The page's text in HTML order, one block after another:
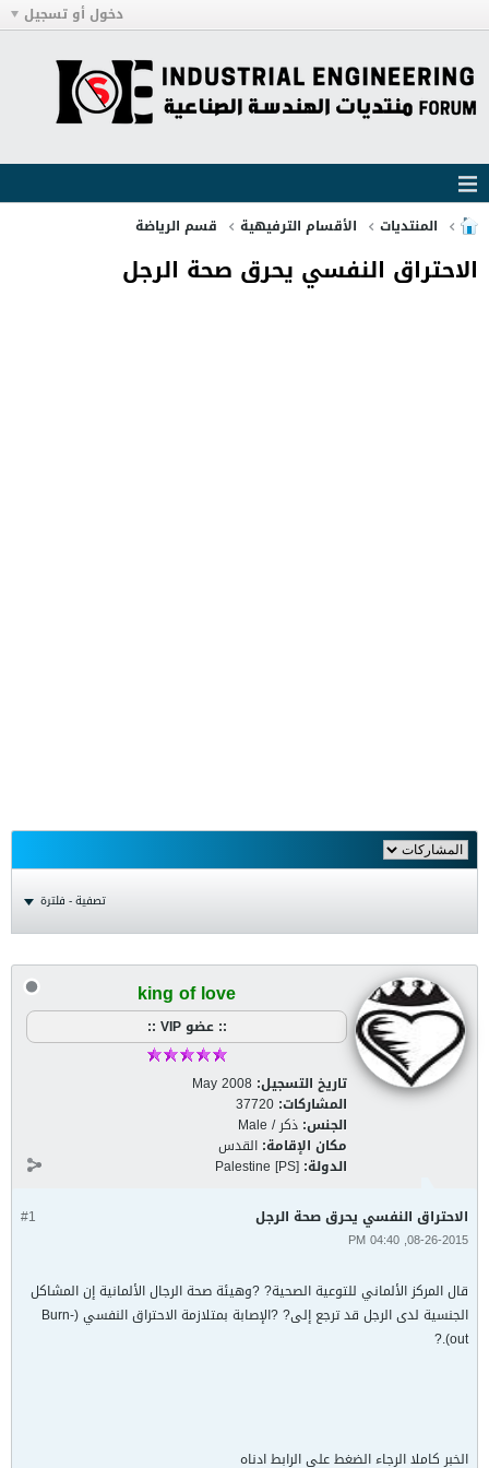
دخول أو تسجيل
المنتديات الأقسام الترفيهية قسم الرياضة
الاحتراق النفسي يحرق صحة الرجل
تصفية - فلترة
king of love
:: عضو VIP ::
تاريخ التسجيل: May 2008
المشاركات: 37720
الجنس: ذكر / Male
مكان الإقامة: القدس
الدولة: Palestine [PS]
#1 الاحتراق النفسي يحرق صحة الرجل
08-26-2015, 04:40 PM
قال المركز الألماني للتوعية الصحية? ?وهيئة صحة الرجال الألمانية إن المشاكل
الجنسية لدى الرجل قد ترجع إلى? ?الإصابة بمتلازمة الاحتراق النفسي (Burn-
out).?
الخبر كاملا الرجاء الضغط على الرابط ادناه